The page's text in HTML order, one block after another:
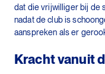
dat die vrijwilliger bij de
nadat de club is
aanspreken als er
Kracht vanuit